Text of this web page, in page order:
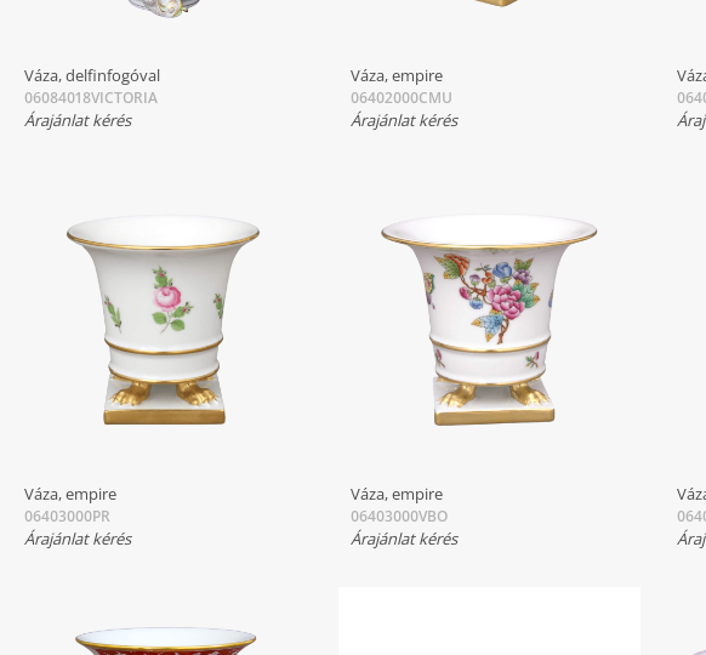
Váza, delfinfogóval
06084018VICTORIA
Árajánlat kérés
Váza, empire
06402000CMU
Árajánlat kérés
Váza, empire
06403000PR
Árajánlat kérés
Váza, empire
06403000VBO
Árajánlat kérés